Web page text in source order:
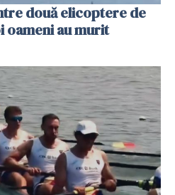
două elicoptere de
oameni au murit